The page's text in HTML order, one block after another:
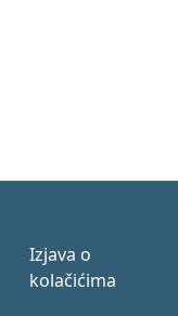
Izjava o
kolačićima